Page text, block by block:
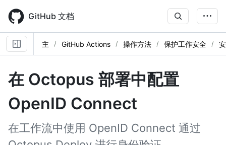
main
content
GitHub 文档
主 GitHub Actions 操作方法 保护工作安全
在 Octopus 部署中配置
OpenID Connect
在工作流中使用 OpenID Connect 通过